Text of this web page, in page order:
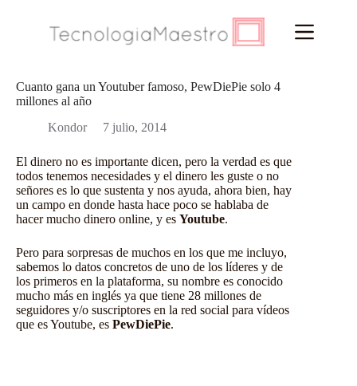
Cuanto gana un Youtuber famoso, PewDiePie solo 4
millones al año
Kondor
7 julio, 2014
El dinero no es importante dicen, pero la verdad es que
todos tenemos necesidades y el dinero les guste o no
señores es lo que sustenta y nos ayuda, ahora bien, hay
un campo en donde hasta hace poco se hablaba de
hacer mucho dinero online, y es Youtube.
Pero para sorpresas de muchos en los que me incluyo,
sabemos lo datos concretos de uno de los líderes y de
los primeros en la plataforma, su nombre es conocido
mucho más en inglés ya que tiene 28 millones de
seguidores y/o suscriptores en la red social para vídeos
que es Youtube, es PewDiePie.